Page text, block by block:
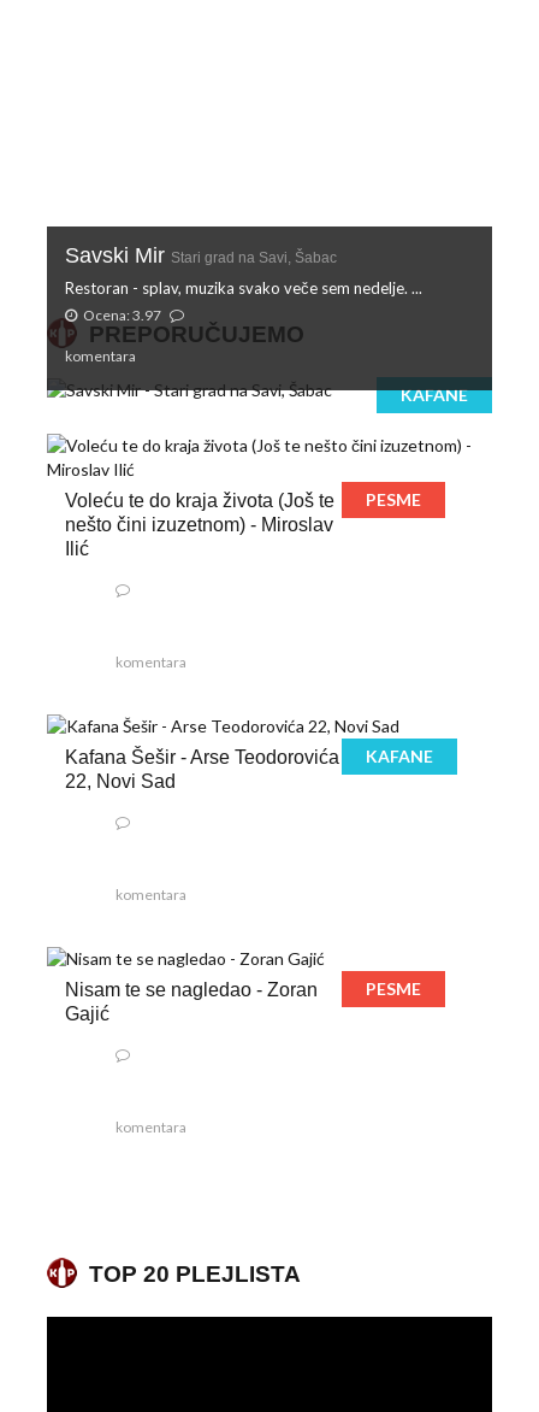
PREPORUČUJEMO
KAFANE
Savski Mir Stari grad na Savi, Šabac
Restoran - splav, muzika svako veče sem nedelje. ...
Ocena: 3.97
komentara
Voleću te do kraja života (Još te
nešto čini izuzetnom) - Miroslav
Ilić
PESME
komentara
Kafana Šešir - Arse Teodorovića
22, Novi Sad
KAFANE
komentara
Nisam te se nagledao - Zoran
Gajić
PESME
komentara
TOP 20 PLEJLISTA